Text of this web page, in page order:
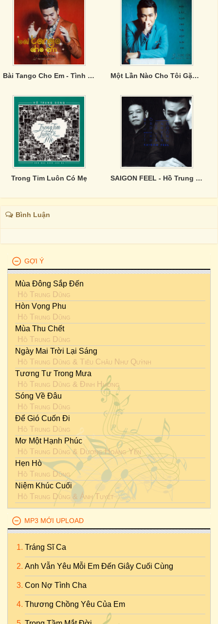
Bài Tango Cho Em - Tình Khúc Lam Phương Một Lần Nào Cho Tôi Gặp Lại Em - Tình Khúc Vũ Thành An
Trong Tim Luôn Có Mẹ SAIGON FEEL - Hồ Trung Dũng
Bình Luận
GỢI Ý
Mùa Đông Sắp Đến
Hồ Trung Dũng
Hòn Vọng Phu
Hồ Trung Dũng
Mùa Thu Chết
Hồ Trung Dũng
Ngày Mai Trời Lại Sáng
Hồ Trung Dũng & Tiêu Châu Như Quỳnh
Tương Tư Trong Mưa
Hồ Trung Dũng & Đinh Hương
Sóng Về Đâu
Hồ Trung Dũng
Để Gió Cuốn Đi
Hồ Trung Dũng
Mơ Một Hạnh Phúc
Hồ Trung Dũng& Dương Hoàng Yến
Hẹn Hò
Hồ Trung Dũng
Niệm Khúc Cuối
Hồ Trung Dũng & Ánh Tuyết
MP3 MỚI UPLOAD
Tráng Sĩ Ca
Anh Vẫn Yêu Mỗi Em Đến Giây Cuối Cùng
Con Nợ Tình Cha
Thương Chồng Yêu Của Em